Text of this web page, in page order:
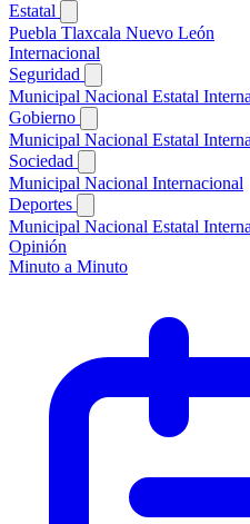
Estatal
Puebla Tlaxcala Nuevo León
Internacional
Seguridad
Municipal Nacional Estatal
Gobierno
Municipal Nacional Estatal
Sociedad
Municipal Nacional Internacional
Deportes
Municipal Nacional Estatal
Opinión
Minuto a Minuto